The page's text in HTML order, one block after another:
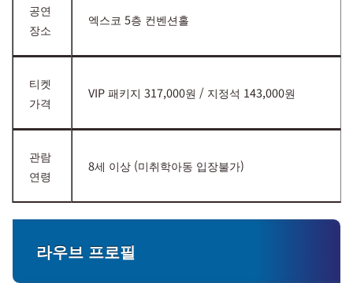
공연
장소
엑스코 5층 컨벤션홀
티켓
가격
VIP 패키지 317,000원 / 지정석 143,000원
관람
연령
8세 이상 (미취학아동 입장불가)
라우브 프로필